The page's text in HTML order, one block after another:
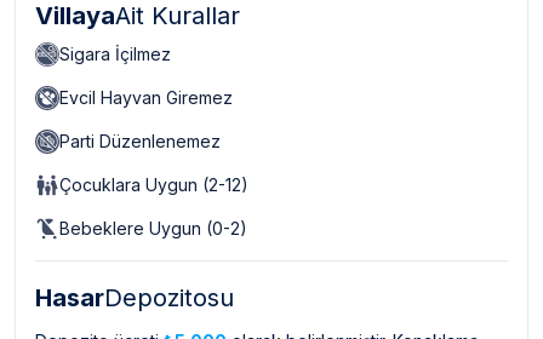
VillayaAit Kurallar
Sigara İçilmez
Evcil Hayvan Giremez
Parti Düzenlenemez
Çocuklara Uygun (2-12)
Bebeklere Uygun (0-2)
HasarDepozitosu